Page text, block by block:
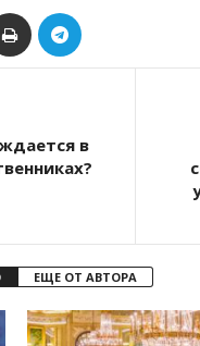
в
ЕЩЕ ОТ АВТОРА